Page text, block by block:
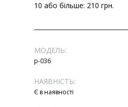
10 або більше: 210 грн.
МОДЕЛЬ:
р-036
НАЯВНІСТЬ:
Є в наявності